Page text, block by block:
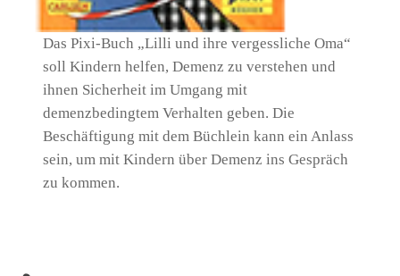
Das Pixi-Buch „Lilli und ihre vergessliche Oma“
soll Kindern helfen, Demenz zu verstehen und
ihnen Sicherheit im Umgang mit
demenzbedingtem Verhalten geben. Die
Beschäftigung mit dem Büchlein kann ein Anlass
sein, um mit Kindern über Demenz ins Gespräch
zu kommen.